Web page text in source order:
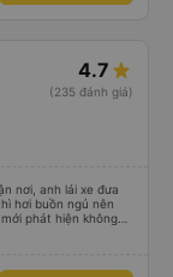
4.7
(235 đánh giá)
nơi, anh lái xe đưa
hơi buồn ngủ nên
phát hiện không
để tìm điện thoại